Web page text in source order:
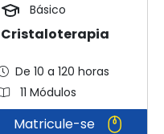
Básico
Cristaloterapia
De 10 a 120 horas
11 Módulos
Matricule-se